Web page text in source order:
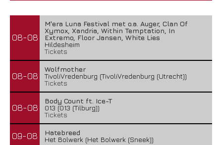
08-08
M'era Luna Festival met o.a. Auger, Clan Of
Xymox, Xandria, Within Temptation, In
Extremo, Floor Jansen, White Lies
Hildesheim
Tickets
08-08
Wolfmother
TivoliVredenburg (TivoliVredenburg (Utrecht))
Tickets
08-08
Body Count ft. Ice-T
013 (013 (Tilburg))
Tickets
09-08
Hatebreed
Het Bolwerk (Het Bolwerk (Sneek))